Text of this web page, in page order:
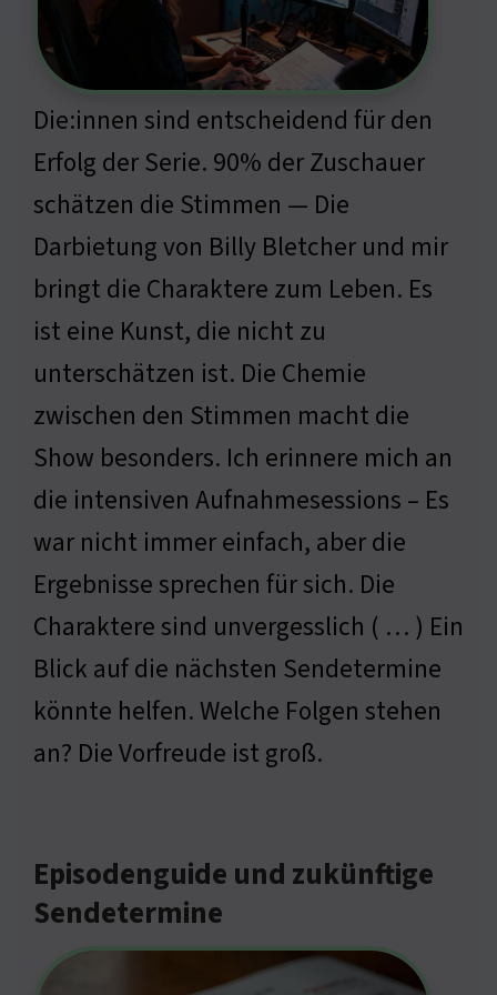
Die:innen sind entscheidend für den
Erfolg der Serie. 90% der Zuschauer
schätzen die Stimmen — Die
Darbietung von Billy Bletcher und mir
bringt die Charaktere zum Leben. Es
ist eine Kunst, die nicht zu
unterschätzen ist. Die Chemie
zwischen den Stimmen macht die
Show besonders. Ich erinnere mich an
die intensiven Aufnahmesessions – Es
war nicht immer einfach, aber die
Ergebnisse sprechen für sich. Die
Charaktere sind unvergesslich ( … ) Ein
Blick auf die nächsten Sendetermine
könnte helfen. Welche Folgen stehen
an? Die Vorfreude ist groß.
Episodenguide und zukünftige
Sendetermine